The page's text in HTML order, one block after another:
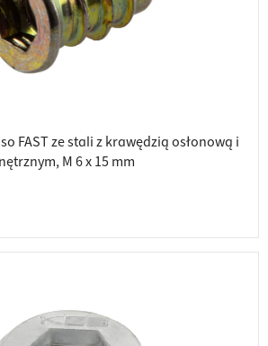
FAST ze stali z krawędzią osłonową i
M 6 x 15 mm